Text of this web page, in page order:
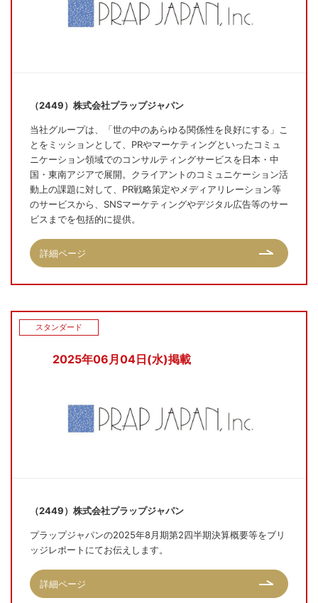
（2449）株式会社プラップジャパン
当社グループは、「世の中のあらゆる関係性を良好にする」こ
とをミッションとして、PRやマーケティングといったコミュ
ニケーション領域でのコンサルティングサービスを日本・中
国・東南アジアで展開。クライアントのコミュニケーション活
動上の課題に対して、PR戦略策定やメディアリレーション等
のサービスから、SNSマーケティングやデジタル広告等のサー
ビスまでを包括的に提供。
詳細ページ
2025年06月04日(水)掲載
スタンダード
（2449）株式会社プラップジャパン
プラップジャパンの2025年8月期第2四半期決算概要等をブリ
ッジレポートにてお伝えします。
詳細ページ